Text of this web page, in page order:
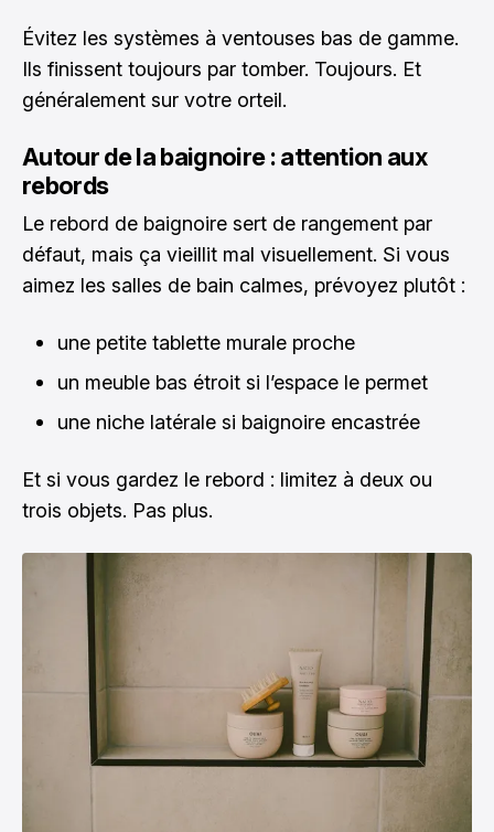
Évitez les systèmes à ventouses bas de gamme.
Ils finissent toujours par tomber. Toujours. Et
généralement sur votre orteil.
Autour de la baignoire : attention aux
rebords
Le rebord de baignoire sert de rangement par
défaut, mais ça vieillit mal visuellement. Si vous
aimez les salles de bain calmes, prévoyez plutôt :
une petite tablette murale proche
un meuble bas étroit si l’espace le permet
une niche latérale si baignoire encastrée
Et si vous gardez le rebord : limitez à deux ou
trois objets. Pas plus.